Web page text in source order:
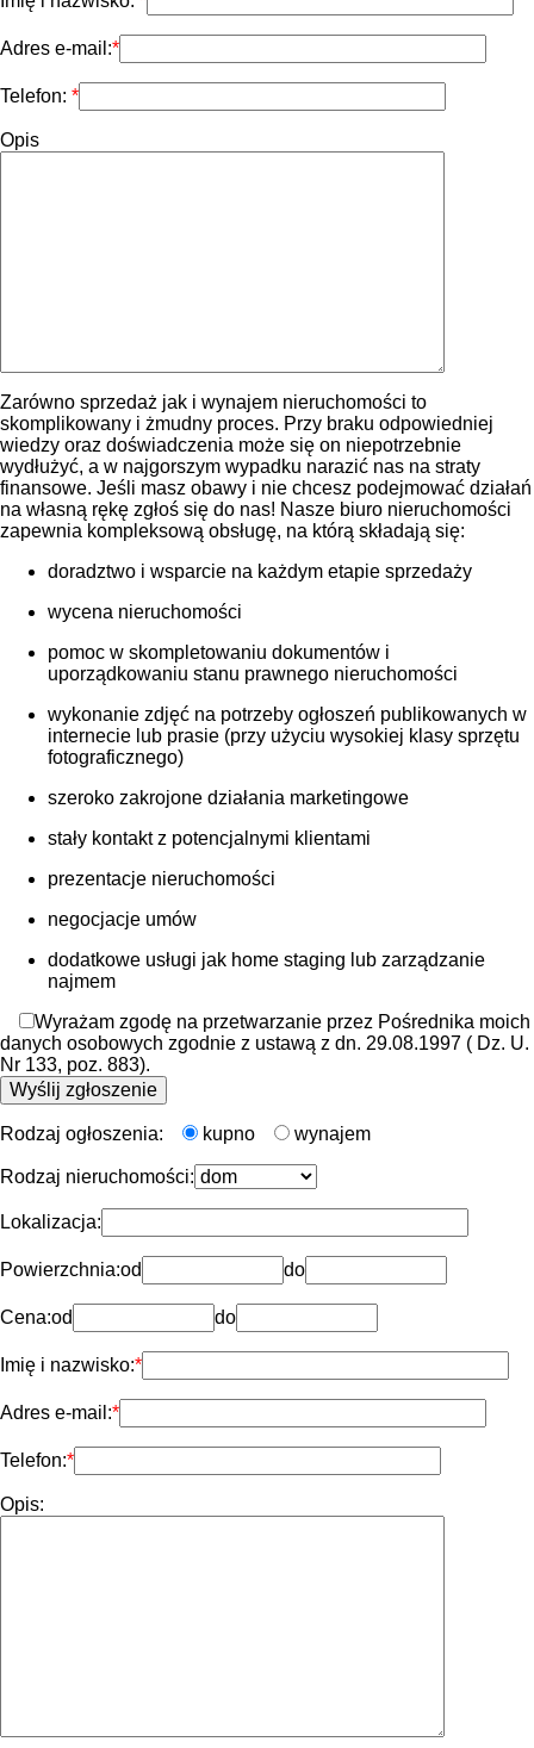
Adres e-mail:
Telefon:
Opis
Zarówno sprzedaż jak i wynajem nieruchomości to
skomplikowany i żmudny proces. Przy braku odpowiedniej
wiedzy oraz doświadczenia może się on niepotrzebnie
wydłużyć, a w najgorszym wypadku narazić nas na straty
finansowe. Jeśli masz obawy i nie chcesz podejmować działań
na własną rękę zgłoś się do nas! Nasze biuro nieruchomości
zapewnia kompleksową obsługę, na którą składają się:
doradztwo i wsparcie na każdym etapie sprzedaży
wycena nieruchomości
pomoc w skompletowaniu dokumentów i
uporządkowaniu stanu prawnego nieruchomości
wykonanie zdjęć na potrzeby ogłoszeń publikowanych w
internecie lub prasie (przy użyciu wysokiej klasy sprzętu
fotograficznego)
szeroko zakrojone działania marketingowe
stały kontakt z potencjalnymi klientami
prezentacje nieruchomości
negocjacje umów
dodatkowe usługi jak home staging lub zarządzanie
najmem
Wyrażam zgodę na przetwarzanie przez Pośrednika moich
danych osobowych zgodnie z ustawą z dn. 29.08.1997 ( Dz. U.
Nr 133, poz. 883).
Rodzaj ogłoszenia: kupno wynajem
Rodzaj nieruchomości:
Lokalizacja:
Powierzchnia:od do
Cena:od do
Imię i nazwisko:
Adres e-mail:
Telefon:
Opis: